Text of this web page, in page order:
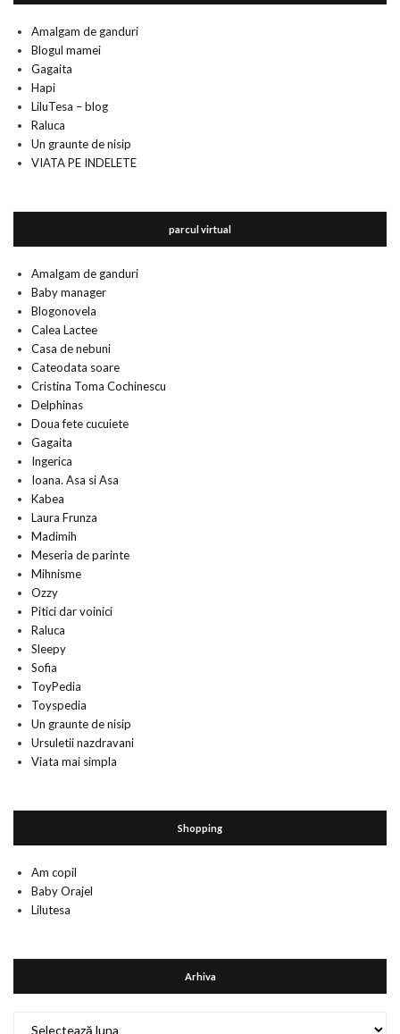
Amalgam de ganduri
Blogul mamei
Gagaita
Hapi
LiluTesa – blog
Raluca
Un graunte de nisip
VIATA PE INDELETE
parcul virtual
Amalgam de ganduri
Baby manager
Blogonovela
Calea Lactee
Casa de nebuni
Cateodata soare
Cristina Toma Cochinescu
Delphinas
Doua fete cucuiete
Gagaita
Ingerica
Ioana. Asa si Asa
Kabea
Laura Frunza
Madimih
Meseria de parinte
Mihnisme
Ozzy
Pitici dar voinici
Raluca
Sleepy
Sofia
ToyPedia
Toyspedia
Un graunte de nisip
Ursuletii nazdravani
Viata mai simpla
Shopping
Am copil
Baby Orajel
Lilutesa
Arhiva